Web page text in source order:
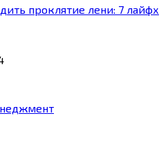
проклятие лени: 7